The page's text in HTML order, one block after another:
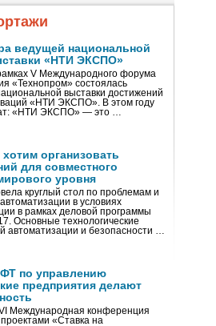
ведущей национальной
«НТИ ЭКСПО»
V Международного форума
«Технопром» состоялась
выставки достижений
«НТИ ЭКСПО». В этом году
«НТИ ЭКСПО» — это …
организовать
для совместного
уровня
круглый стол по проблемам и
в условиях
в рамках деловой программы
Основные технологические
и безопасности …
по управлению
предприятия делают
Международная конференция
«Ставка на